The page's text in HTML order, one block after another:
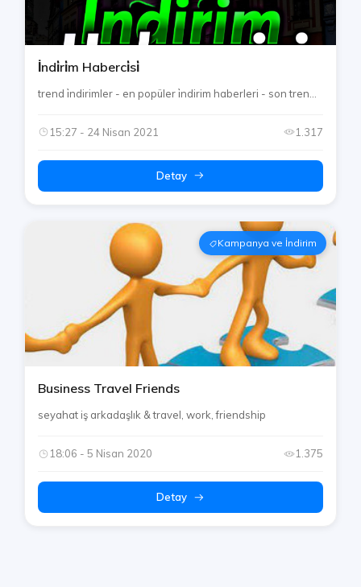
İndi̇ri̇m Haberci̇si̇
trend i̇ndirimler - en popüler i̇ndirim haberleri - son tren...
15:27 - 24 Nisan 2021 1.317
Detay
Kampanya ve İndirim
Business Travel Friends
seyahat iş arkadaşlık & travel, work, friendship
18:06 - 5 Nisan 2020 1.375
Detay